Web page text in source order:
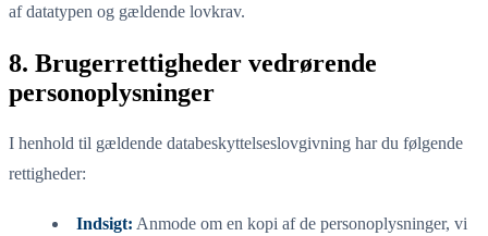
af datatypen og gældende lovkrav.
8. Brugerrettigheder vedrørende
personoplysninger
I henhold til gældende databeskyttelseslovgivning har du følgende
rettigheder:
Indsigt: Anmode om en kopi af de personoplysninger, vi